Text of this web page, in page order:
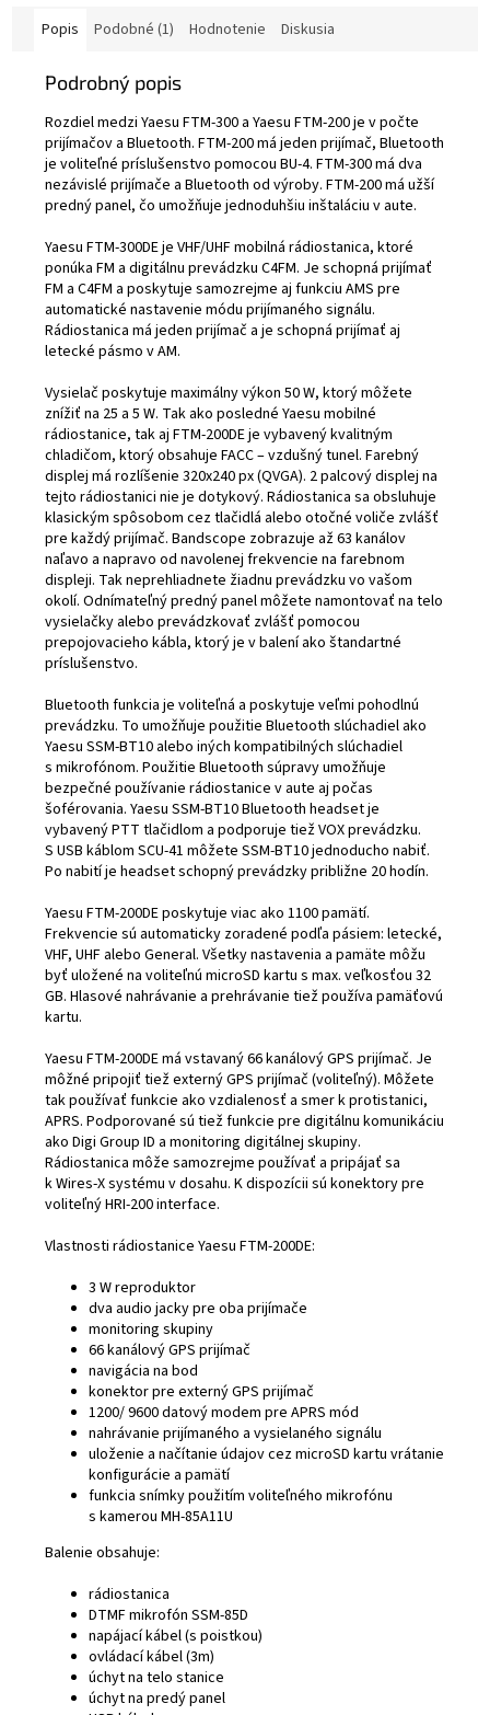
Popis Podobné (1) Hodnotenie Diskusia
Podrobný popis
Rozdiel medzi Yaesu FTM-300 a Yaesu FTM-200 je v počte
prijímačov a Bluetooth. FTM-200 má jeden prijímač, Bluetooth
je voliteľné príslušenstvo pomocou BU-4. FTM-300 má dva
nezávislé prijímače a Bluetooth od výroby. FTM-200 má užší
predný panel, čo umožňuje jednoduhšiu inštaláciu v aute.
Yaesu FTM-300DE je VHF/UHF mobilná rádiostanica, ktoré
ponúka FM a digitálnu prevádzku C4FM. Je schopná prijímať
FM a C4FM a poskytuje samozrejme aj funkciu AMS pre
automatické nastavenie módu prijímaného signálu.
Rádiostanica má jeden prijímač a je schopná prijímať aj
letecké pásmo v AM.
Vysielač poskytuje maximálny výkon 50 W, ktorý môžete
znížiť na 25 a 5 W. Tak ako posledné Yaesu mobilné
rádiostanice, tak aj FTM-200DE je vybavený kvalitným
chladičom, ktorý obsahuje FACC – vzdušný tunel. Farebný
displej má rozlíšenie 320x240 px (QVGA). 2 palcový displej na
tejto rádiostanici nie je dotykový. Rádiostanica sa obsluhuje
klasickým spôsobom cez tlačidlá alebo otočné voliče zvlášť
pre každý prijímač. Bandscope zobrazuje až 63 kanálov
naľavo a napravo od navolenej frekvencie na farebnom
displeji. Tak neprehliadnete žiadnu prevádzku vo vašom
okolí. Odnímateľný predný panel môžete namontovať na telo
vysielačky alebo prevádzkovať zvlášť pomocou
prepojovacieho kábla, ktorý je v balení ako štandartné
príslušenstvo.
Bluetooth funkcia je voliteľná a poskytuje veľmi pohodlnú
prevádzku. To umožňuje použitie Bluetooth slúchadiel ako
Yaesu SSM-BT10 alebo iných kompatibilných slúchadiel
s mikrofónom. Použitie Bluetooth súpravy umožňuje
bezpečné používanie rádiostanice v aute aj počas
šoférovania. Yaesu SSM-BT10 Bluetooth headset je
vybavený PTT tlačidlom a podporuje tiež VOX prevádzku.
S USB káblom SCU-41 môžete SSM-BT10 jednoducho nabiť.
Po nabití je headset schopný prevádzky približne 20 hodín.
Yaesu FTM-200DE poskytuje viac ako 1100 pamätí.
Frekvencie sú automaticky zoradené podľa pásiem: letecké,
VHF, UHF alebo General. Všetky nastavenia a pamäte môžu
byť uložené na voliteľnú microSD kartu s max. veľkosťou 32
GB. Hlasové nahrávanie a prehrávanie tiež používa pamäťovú
kartu.
Yaesu FTM-200DE má vstavaný 66 kanálový GPS prijímač. Je
môžné pripojiť tiež externý GPS prijímač (voliteľný). Môžete
tak používať funkcie ako vzdialenosť a smer k protistanici,
APRS. Podporované sú tiež funkcie pre digitálnu komunikáciu
ako Digi Group ID a monitoring digitálnej skupiny.
Rádiostanica môže samozrejme používať a pripájať sa
k Wires-X systému v dosahu. K dispozícii sú konektory pre
voliteľný HRI-200 interface.
Vlastnosti rádiostanice Yaesu FTM-200DE:
3 W reproduktor
dva audio jacky pre oba prijímače
monitoring skupiny
66 kanálový GPS prijímač
navigácia na bod
konektor pre externý GPS prijímač
1200/ 9600 datový modem pre APRS mód
nahrávanie prijímaného a vysielaného signálu
uloženie a načítanie údajov cez microSD kartu vrátanie
konfigurácie a pamätí
funkcia snímky použitím voliteľného mikrofónu
s kamerou MH-85A11U
Balenie obsahuje:
rádiostanica
DTMF mikrofón SSM-85D
napájací kábel (s poistkou)
ovládací kábel (3m)
úchyt na telo stanice
úchyt na predý panel